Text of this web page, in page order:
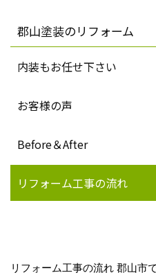
郡山塗装のリフォーム
内装もお任せ下さい
お客様の声
Before＆After
リフォーム工事の流れ
リフォーム工事の流れ 郡山市